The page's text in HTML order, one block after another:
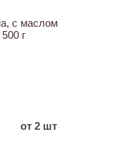
с маслом
г
от 2 шт